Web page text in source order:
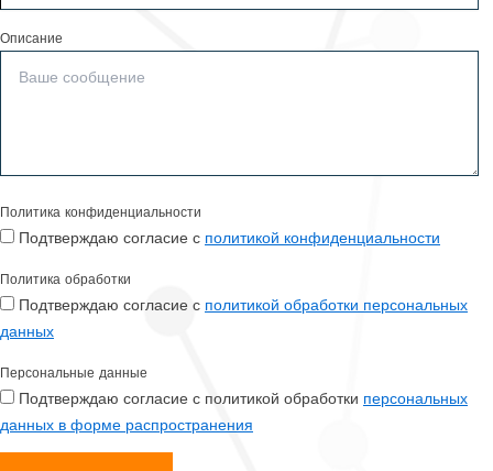
Описание
Политика конфиденциальности
Подтверждаю согласие с политикой конфиденциальности
Политика обработки
Подтверждаю согласие с политикой обработки персональных
данных
Персональные данные
Подтверждаю согласие с политикой обработки персональных
данных в форме распространения